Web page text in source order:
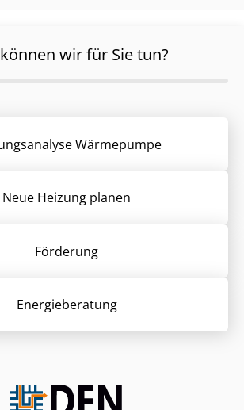
wir für Sie tun?
Wärmepumpe
Neue Heizung planen
Förderung
Energieberatung